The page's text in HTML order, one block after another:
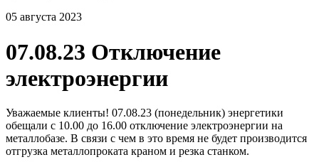
05 августа 2023
07.08.23 Отключение
электроэнергии
Уважаемые клиенты! 07.08.23 (понедельник) энергетики
обещали с 10.00 до 16.00 отключение электроэнергии на
металлобазе. В связи с чем в это время не будет производится
отгрузка металлопроката краном и резка станком.